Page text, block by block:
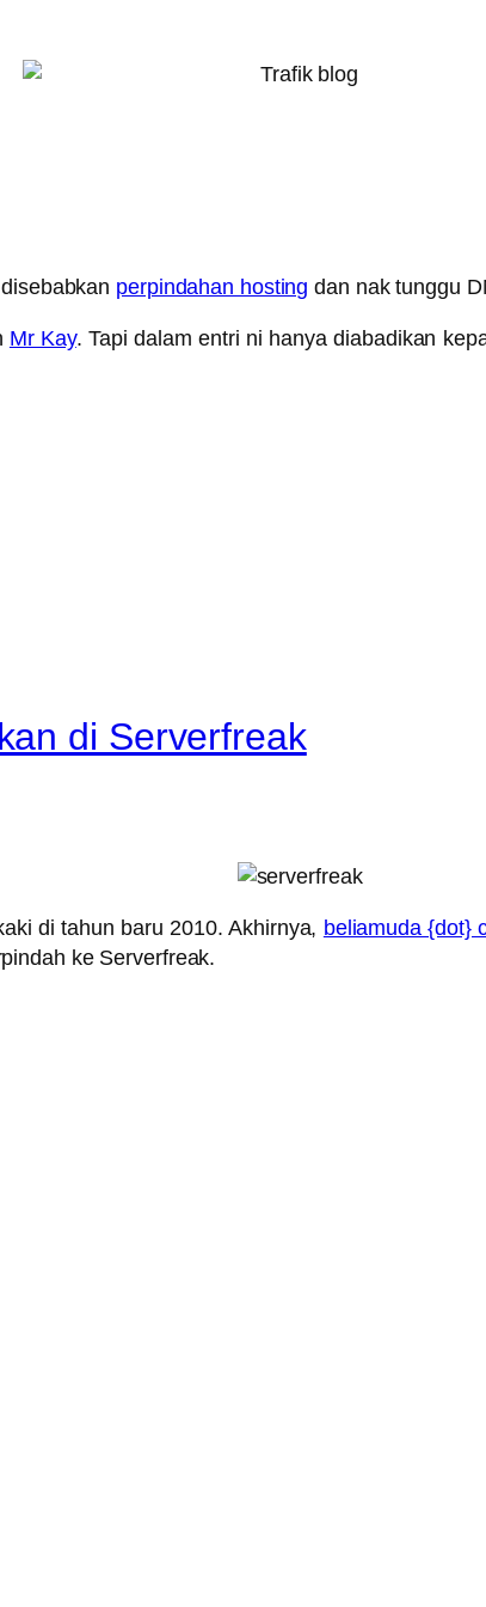
perpindahan hosting dan nak tunggu
Mr Kay. Tapi dalam entri ni hanya diabadikan
di Serverfreak
di tahun baru 2010. Akhirnya, beliamuda {dot}
ke Serverfreak.